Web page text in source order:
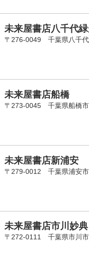
未来屋書店八千代
〒276-0049 千葉県八千
未来屋書店船橋
〒273-0045 千葉県船橋
未来屋書店新浦安
〒279-0012 千葉県浦安市
未来屋書店市川妙典
〒272-0111 千葉県市川市